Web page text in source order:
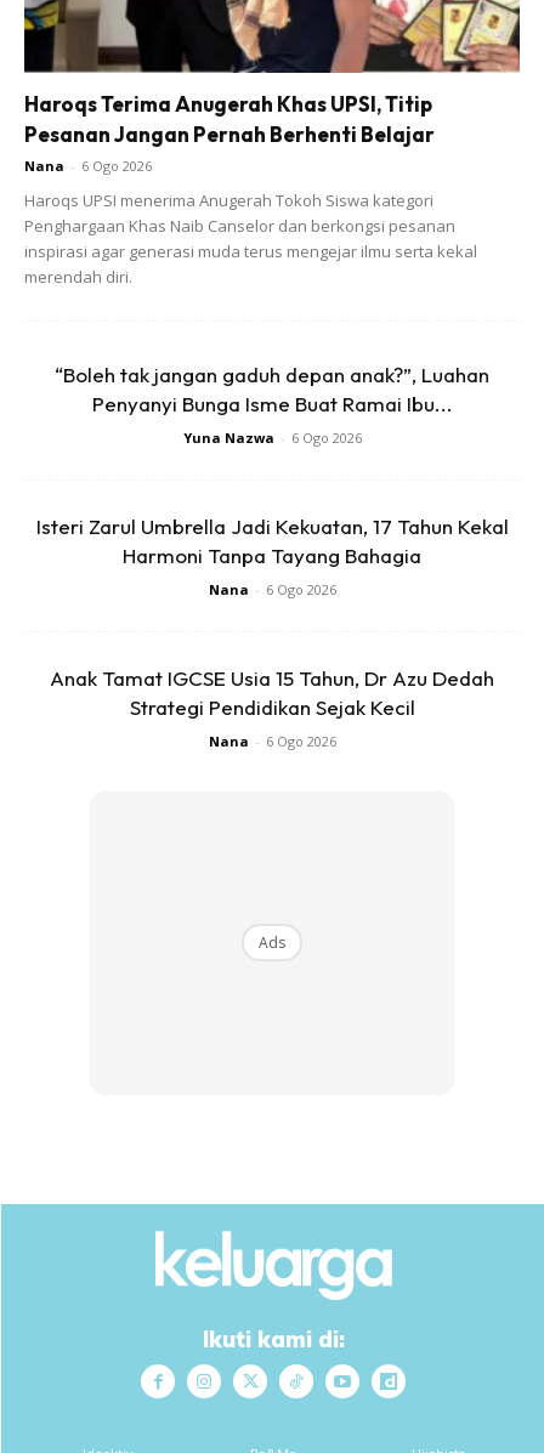
Agak-agak, menu apa yang best eh kat Jollibee? Haa meh
Haroqs Terima Anugerah Khas UPSI, Titip
Pesanan Jangan Pernah Berhenti Belajar
Nana - 6 Ogo 2026
Haroqs UPSI menerima Anugerah Tokoh Siswa kategori
Penghargaan Khas Naib Canselor dan berkongsi pesanan
inspirasi agar generasi muda terus mengejar ilmu serta kekal
merendah diri.
“Boleh tak jangan gaduh depan anak?”, Luahan
Penyanyi Bunga Isme Buat Ramai Ibu...
Yuna Nazwa - 6 Ogo 2026
Isteri Zarul Umbrella Jadi Kekuatan, 17 Tahun Kekal
Harmoni Tanpa Tayang Bahagia
Nana - 6 Ogo 2026
Anak Tamat IGCSE Usia 15 Tahun, Dr Azu Dedah
Strategi Pendidikan Sejak Kecil
Nana - 6 Ogo 2026
Ads
Ikuti kami di: